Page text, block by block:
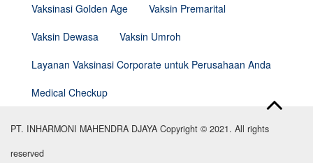
Vaksinasi Golden Age
Vaksin Premarital
Vaksin Dewasa
Vaksin Umroh
Layanan Vaksinasi Corporate untuk Perusahaan Anda
Medical Checkup
PT. INHARMONI MAHENDRA DJAYA Copyright © 2021. All rights
reserved